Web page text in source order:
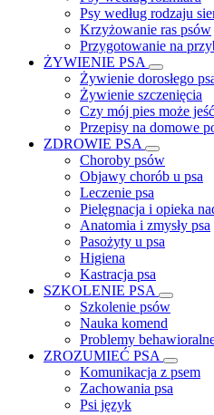
Psy według rodzaju
Krzyżowanie ras psów
Przygotowanie na
ŻYWIENIE PSA
Żywienie dorosłego
Żywienie szczenięcia
Czy mój pies może
Przepisy na domowe
ZDROWIE PSA
Choroby psów
Objawy chorób u psa
Leczenie psa
Pielęgnacja i opieka
Anatomia i zmysły psa
Pasożyty u psa
Higiena
Kastracja psa
SZKOLENIE PSA
Szkolenie psów
Nauka komend
Problemy
ZROZUMIEĆ PSA
Komunikacja z psem
Zachowania psa
Psi język